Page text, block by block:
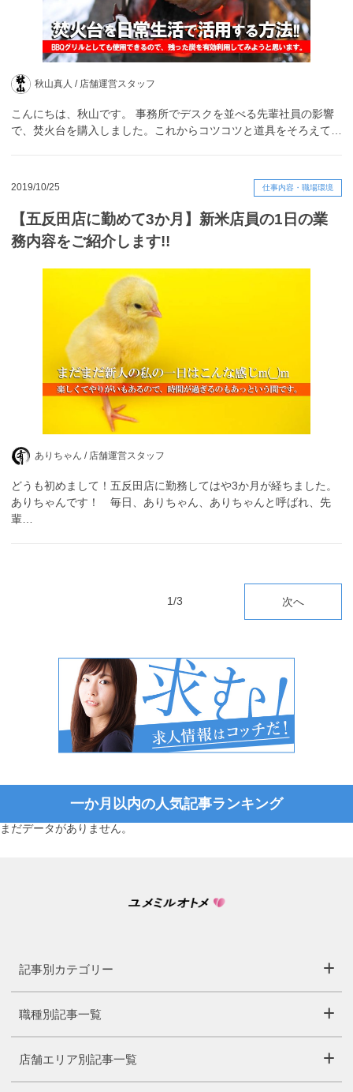
秋山真人 / 店舗運営スタッフ
こんにちは、秋山です。 事務所でデスクを並べる先輩社員の影響
で、焚火台を購入しました。これからコツコツと道具をそろえて…
2019/10/25 仕事内容・職場環境
【五反田店に勤めて3か月】新米店員の1日の業
務内容をご紹介します!!
ありちゃん / 店舗運営スタッフ
どうも初めまして！五反田店に勤務してはや3か月が経ちました。
ありちゃんです！ 毎日、ありちゃん、ありちゃんと呼ばれ、先
輩…
1/3 次へ
一か月以内の人気記事ランキング
まだデータがありません。
記事別カテゴリー
職種別記事一覧
店舗エリア別記事一覧